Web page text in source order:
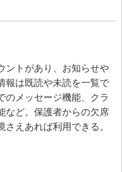
ントがあり、お知らせや
報は既読や未読を一覧で
のメッセージ機能、クラ
など。保護者からの欠席
えあれば利用できる。